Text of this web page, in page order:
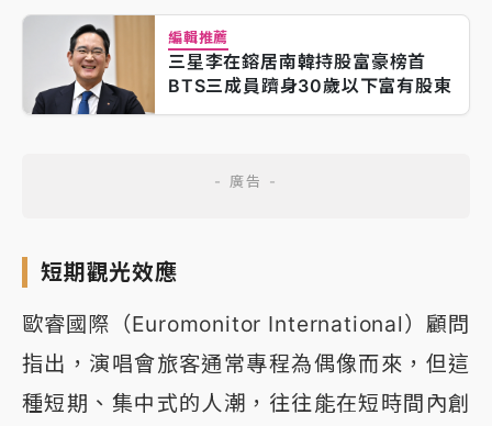
編輯推薦
三星李在鎔居南韓持股富豪榜首
BTS三成員躋身30歲以下富有股東
短期觀光效應
歐睿國際（Euromonitor International）顧問
指出，演唱會旅客通常專程為偶像而來，但這
種短期、集中式的人潮，往往能在短時間內創